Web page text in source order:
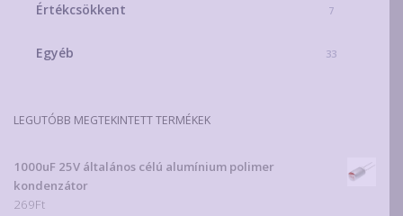
Értékcsökkent 7
Egyéb 33
LEGUTÓBB MEGTEKINTETT TERMÉKEK
1000uF 25V általános célú alumínium polimer
kondenzátor
269Ft